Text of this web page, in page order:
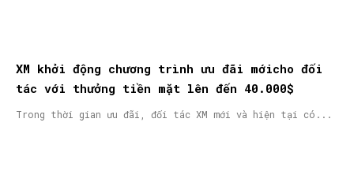
XM khởi động chương trình ưu đãi mớicho đối
tác với thưởng tiền mặt lên đến 40.000$
Trong thời gian ưu đãi, đối tác XM mới và hiện tại có...